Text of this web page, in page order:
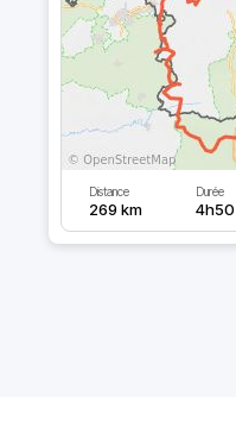
Distance
269 km
Durée
4h50